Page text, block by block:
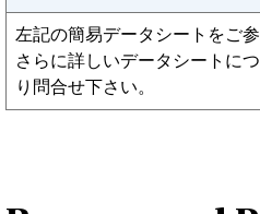
左記の簡易データシートをご参
さらに詳しいデータシートに
り問合せ下さい。